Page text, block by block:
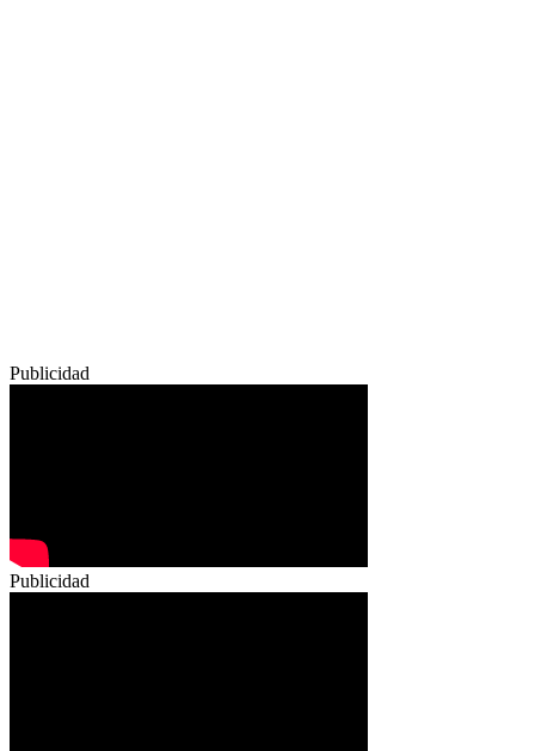
Publicidad
Publicidad